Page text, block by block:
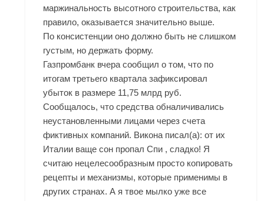
маржинальность высотного строительства, как
правило, оказывается значительно выше.
По консистенции оно должно быть не слишком
густым, но держать форму.
Газпромбанк вчера сообщил о том, что по
итогам третьего квартала зафиксировал
убыток в размере 11,75 млрд руб.
Сообщалось, что средства обналичивались
неустановленными лицами через счета
фиктивных компаний. Викона писал(а): от их
Италии ваще сон пропал Спи , сладко! Я
считаю нецелесообразным просто копировать
рецепты и механизмы, которые применимы в
других странах. А я твое мылко уже все